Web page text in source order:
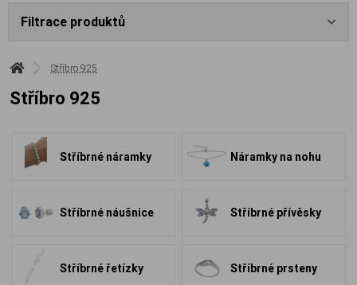
Filtrace produktů
Stříbro 925
Stříbro 925
Stříbrné náramky Náramky na nohu
Stříbrné náušnice Stříbrné přívěsky
Stříbrné řetízky Stříbrné prsteny